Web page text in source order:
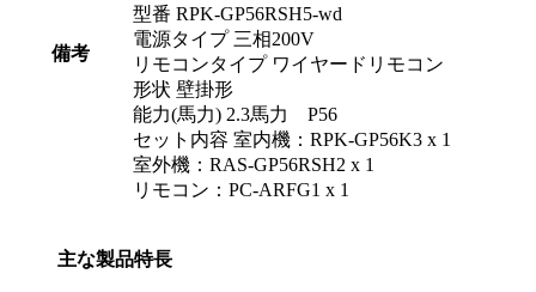
備考
型番 RPK-GP56RSH5-wd
電源タイプ 三相200V
リモコンタイプ ワイヤードリモコン
形状 壁掛形
能力(馬力) 2.3馬力 P56
セット内容 室内機：RPK-GP56K3 x 1
室外機：RAS-GP56RSH2 x 1
リモコン：PC-ARFG1 x 1
主な製品特長